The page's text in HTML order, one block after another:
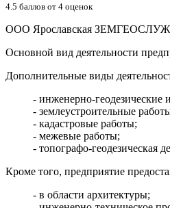
4.5 баллов от 4 оценок
ООО Ярославская ЗЕМГЕОСЛУЖБА
Основной вид деятельности
Дополнительные виды
- инженерно-геодезические
- землеустроительные
- кадастровые работы;
- межевые работы;
- топографо-геодезическая
Кроме того, предприятие
- в области архитектуры;